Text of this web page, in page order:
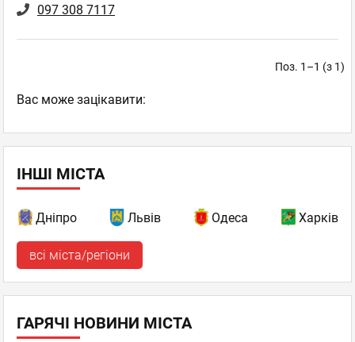
097 308 7117
Поз. 1–1 (з 1)
Вас може зацікавити:
ІНШІ МІСТА
Дніпро Львів Одеса Харків
всі міста/регіони
ГАРЯЧІ НОВИНИ МІСТА